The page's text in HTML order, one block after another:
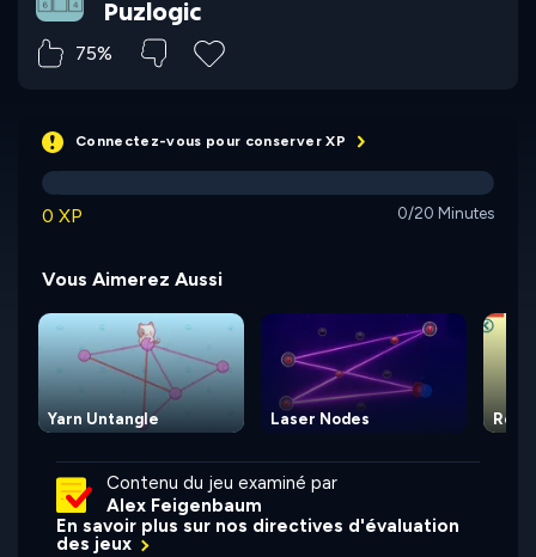
Puzlogic
75%
Connectez-vous pour conserver XP
0 XP 0/20 Minutes
Vous Aimerez Aussi
Yarn Untangle Laser Nodes Rope
Contenu du jeu examiné par
Alex Feigenbaum
En savoir plus sur nos directives d'évaluation
des jeux